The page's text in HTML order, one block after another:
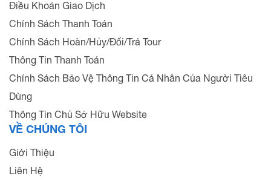
Điều Khoản Giao Dịch
Chính Sách Thanh Toán
Chính Sách Hoàn/Hủy/Đổi/Trả Tour
Thông Tin Thanh Toán
Chính Sách Bảo Vệ Thông Tin Cá Nhân Của Người Tiêu
Dùng
Thông Tin Chủ Sở Hữu Website
VỀ CHÚNG TÔI
Giới Thiệu
Liên Hệ